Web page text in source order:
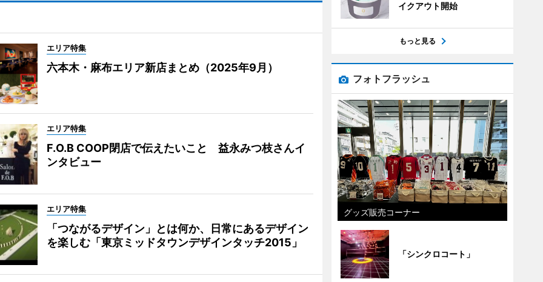
エリア特集
六本木・麻布エリア新店まとめ（2025年9月）
エリア特集
F.O.B COOP閉店で伝えたいこと 益永みつ枝さんイ
ンタビュー
エリア特集
「つながるデザイン」とは何か、日常にあるデザイン
を楽しむ「東京ミッドタウンデザインタッチ2015」
イクアウト開始
もっと見る
フォトフラッシュ
グッズ販売コーナー
「シンクロコート」